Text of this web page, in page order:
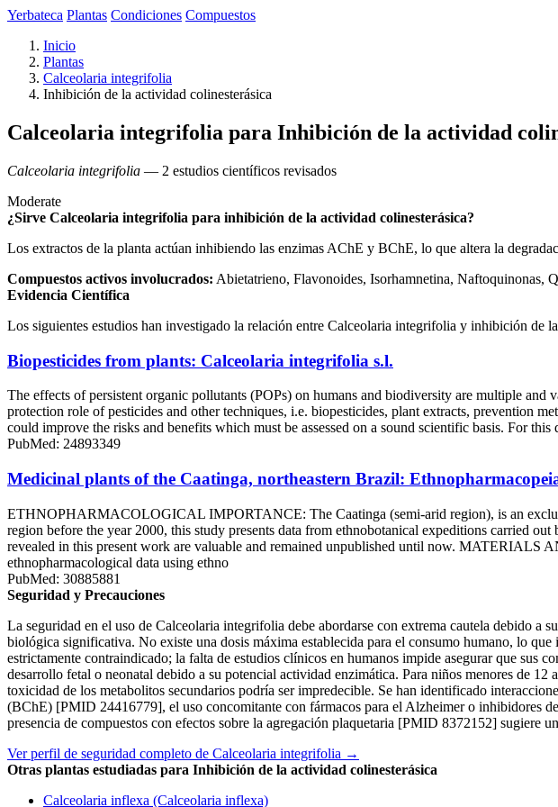
Yerbateca Plantas Condiciones Compuestos
Inicio
Plantas
Calceolaria integrifolia
Inhibición de la actividad colinesterásica
Calceolaria integrifolia para Inhibición de la actividad
Calceolaria integrifolia — 2 estudios científicos revisados
Moderate
¿Sirve Calceolaria integrifolia para inhibición de la actividad colinesterásica?
Los extractos de la planta actúan inhibiendo las enzimas AChE y BChE, lo que altera la
Compuestos activos involucrados: Abietatrieno, Flavonoides, Isorhamnetina, Naftoquinonas,
Evidencia Científica
Los siguientes estudios han investigado la relación entre Calceolaria integrifolia y inhibición de
Biopesticides from plants: Calceolaria integrifolia s.l.
The effects of persistent organic pollutants (POPs) on humans and biodiversity are multiple
protection role of pesticides and other techniques, i.e. biopesticides, plant extracts, prevention
could improve the risks and benefits which must be assessed on a sound scientific basis. For
PubMed: 24893349
Medicinal plants of the Caatinga, northeastern Brazil:
ETHNOPHARMACOLOGICAL IMPORTANCE: The Caatinga (semi-arid region), is an
region before the year 2000, this study presents data from ethnobotanical expeditions carried
revealed in this present work are valuable and remained unpublished until now. MATERIALS
ethnopharmacological data using ethno
PubMed: 30885881
Seguridad y Precauciones
La seguridad en el uso de Calceolaria integrifolia debe abordarse con extrema cautela debido
biológica significativa. No existe una dosis máxima establecida para el consumo humano, lo
estrictamente contraindicado; la falta de estudios clínicos en humanos impide asegurar que sus
desarrollo fetal o neonatal debido a su potencial actividad enzimática. Para niños menores de
toxicidad de los metabolitos secundarios podría ser impredecible. Se han identificado
(BChE) [PMID 24416779], el uso concomitante con fármacos para el Alzheimer o inhibidores
presencia de compuestos con efectos sobre la agregación plaquetaria [PMID 8372152] sugiere
Ver perfil de seguridad completo de Calceolaria integrifolia →
Otras plantas estudiadas para Inhibición de la actividad colinesterásica
Calceolaria inflexa (Calceolaria inflexa)